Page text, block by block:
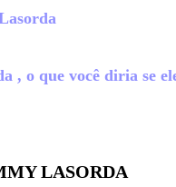
, o que você diria se
LASORDA